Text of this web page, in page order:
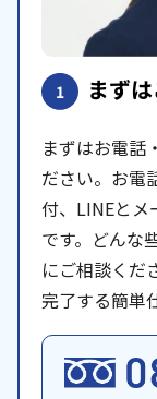
1 まず
まずはお電話
ださい。お電
付、LINEとメ
です。どんな
にご相談くだ
完了する簡単